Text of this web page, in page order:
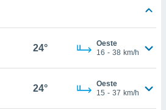
24°
Oeste
16 - 38 km/h
24°
Oeste
15 - 37 km/h